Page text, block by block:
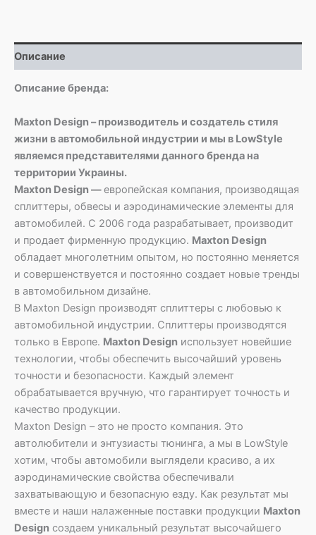
двумя
выхлопными
отверстиями)
Описание
Описание бренда:
Maxton Design – производитель и создатель стиля
жизни в автомобильной индустрии и мы в LowStyle
являемся представителями данного бренда на
территории Украины.
Maxton Design —европейская компания, производящая
сплиттеры, обвесы и аэродинамические элементы для
автомобилей. С 2006 года разрабатывает, производит
и продает фирменную продукцию. Maxton Design
обладает многолетним опытом, но постоянно меняется
и совершенствуется и постоянно создает новые тренды
в автомобильном дизайне.
В Maxton Design производят сплиттеры с любовью к
автомобильной индустрии. Сплиттеры производятся
только в Европе. Maxton Design использует новейшие
технологии, чтобы обеспечить высочайший уровень
точности и безопасности. Каждый элемент
обрабатывается вручную, что гарантирует точность и
качество продукции.
Maxton Design – это не просто компания. Это
автолюбители и энтузиасты тюнинга, а мы в LowStyle
хотим, чтобы автомобили выглядели красиво, а их
аэродинамические свойства обеспечивали
захватывающую и безопасную езду. Как результат мы
вместе и наши налаженные поставки продукции Maxton
Design создаем уникальный результат высочайшего